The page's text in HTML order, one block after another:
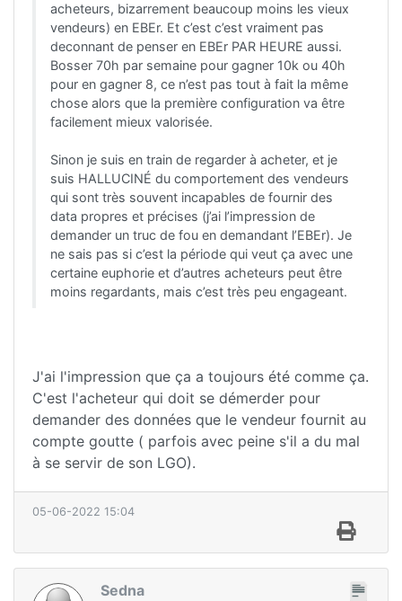
acheteurs, bizarrement beaucoup moins les vieux
vendeurs) en EBEr. Et c’est c’est vraiment pas
deconnant de penser en EBEr PAR HEURE aussi.
Bosser 70h par semaine pour gagner 10k ou 40h
pour en gagner 8, ce n’est pas tout à fait la même
chose alors que la première configuration va être
facilement mieux valorisée.
Sinon je suis en train de regarder à acheter, et je
suis HALLUCINÉ du comportement des vendeurs
qui sont très souvent incapables de fournir des
data propres et précises (j’ai l’impression de
demander un truc de fou en demandant l’EBEr). Je
ne sais pas si c’est la période qui veut ça avec une
certaine euphorie et d’autres acheteurs peut être
moins regardants, mais c’est très peu engageant.
J'ai l'impression que ça a toujours été comme ça.
C'est l'acheteur qui doit se démerder pour
demander des données que le vendeur fournit au
compte goutte ( parfois avec peine s'il a du mal
à se servir de son LGO).
05-06-2022 15:04
Sedna